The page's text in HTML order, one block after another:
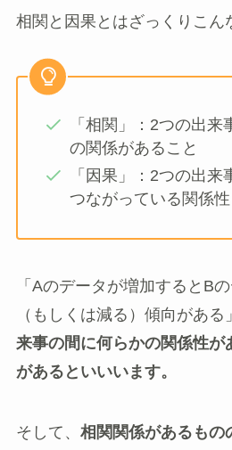
相関と因果とはざっくりこん
「相関」：2つの出
の関係があること
「因果」：2つの出
つながっている関係性
「Aのデータが増加するとB
（もしくは減る）傾向がある
来事の間に何らかの関係性が
があるといいいます。
そして、 相関関係があるもの